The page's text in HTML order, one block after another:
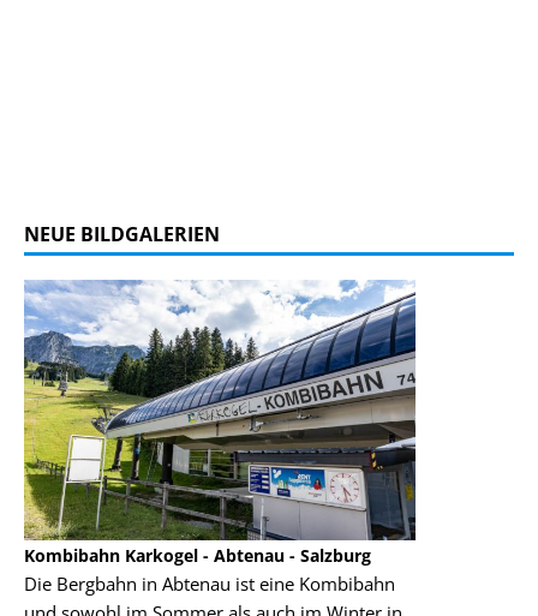
NEUE BILDGALERIEN
Kombibahn Karkogel - Abtenau - Salzburg
Die Bergbahn in Abtenau ist eine Kombibahn